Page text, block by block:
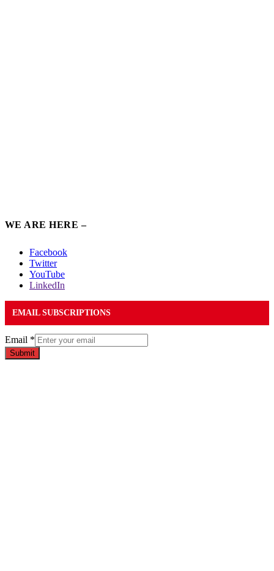
WE ARE HERE –
Facebook
Twitter
YouTube
LinkedIn
EMAIL SUBSCRIPTIONS
Email *
Submit